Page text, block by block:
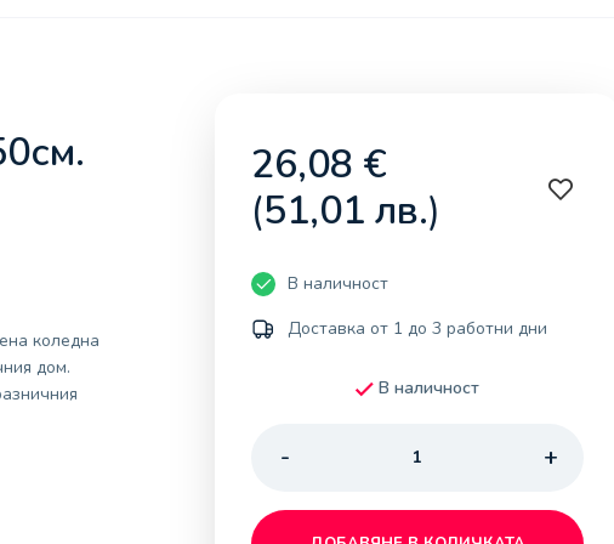
коледна
дом.
26,08 €
(51,01лв.)
В наличност
Доставка от 1 до 3 работни дни
В наличност